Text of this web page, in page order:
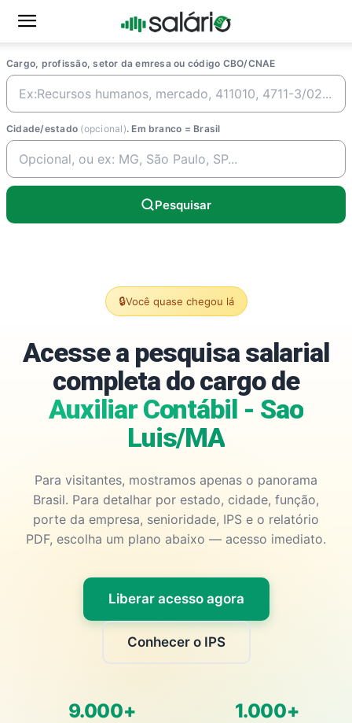
Cargo, profissão, setor da emresa ou código CBO/CNAE
Cidade/estado (opcional). Em branco = Brasil
Pesquisar
🔒Você quase chegou lá
Acesse a pesquisa salarial
completa do cargo de
Auxiliar Contábil - Sao
Luis/MA
Para visitantes, mostramos apenas o panorama
Brasil. Para detalhar por estado, cidade, função,
porte da empresa, senioridade, IPS e o relatório
PDF, escolha um plano abaixo — acesso imediato.
Liberar acesso agora
Conhecer o IPS
9.000+ 1.000+